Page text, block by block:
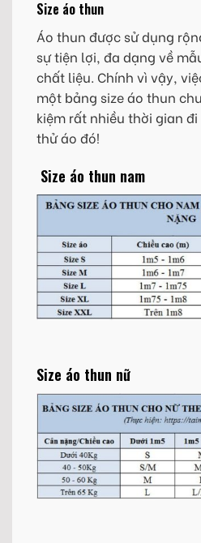
Size áo thun
Áo thun được sử dụng
sự tiện lợi, đa dạng về
chất liệu. Chính vì vậy,
một bảng size áo thun
kiệm rất nhiều thời gian
thử áo đó!
Size áo thun nam
Size áo thun nữ